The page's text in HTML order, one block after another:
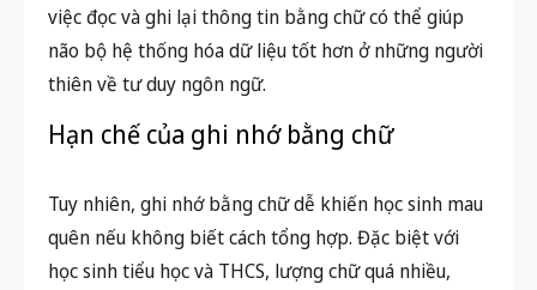
việc đọc và ghi lại thông tin bằng chữ có thể giúp
não bộ hệ thống hóa dữ liệu tốt hơn ở những người
thiên về tư duy ngôn ngữ.
Hạn chế của ghi nhớ bằng chữ
Tuy nhiên, ghi nhớ bằng chữ dễ khiến học sinh mau
quên nếu không biết cách tổng hợp. Đặc biệt với
học sinh tiểu học và THCS, lượng chữ quá nhiều,